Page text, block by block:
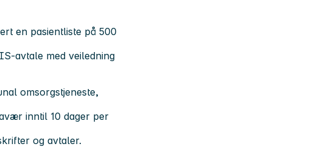
en pasientliste på 500
avtale med veiledning
omsorgstjeneste,
inntil 10 dager per
og avtaler.